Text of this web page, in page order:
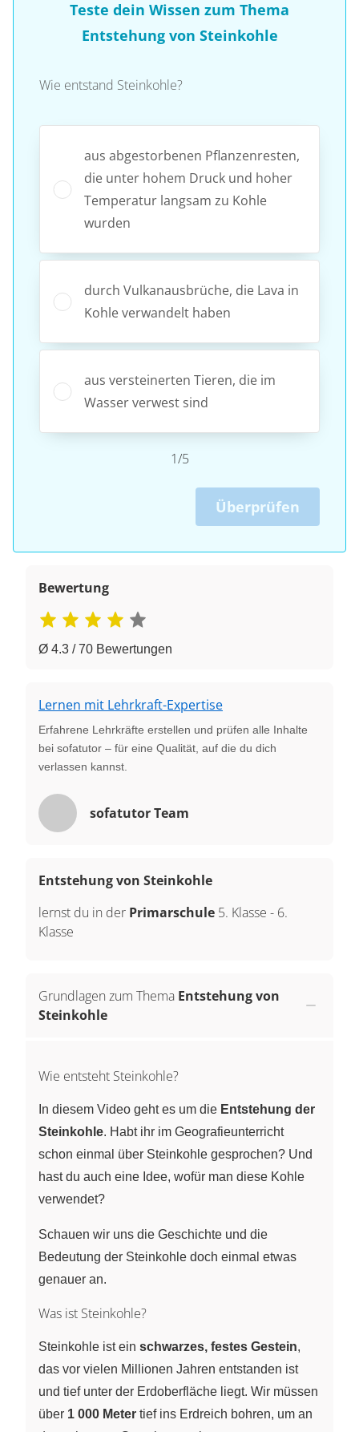
Teste dein Wissen zum Thema
Entstehung von Steinkohle
Wie entstand Steinkohle?
aus abgestorbenen Pflanzenresten,
die unter hohem Druck und hoher
Temperatur langsam zu Kohle
wurden
durch Vulkanausbrüche, die Lava in
Kohle verwandelt haben
aus versteinerten Tieren, die im
Wasser verwest sind
1/5
Überprüfen
Bewertung
Ø 4.3 / 70 Bewertungen
Lernen mit Lehrkraft-Expertise
Erfahrene Lehrkräfte erstellen und prüfen alle Inhalte
bei sofatutor – für eine Qualität, auf die du dich
verlassen kannst.
sofatutor Team
Entstehung von Steinkohle
lernst du in der Primarschule 5. Klasse - 6.
Klasse
Grundlagen zum Thema Entstehung von
Steinkohle
Wie entsteht Steinkohle?
In diesem Video geht es um die Entstehung der
Steinkohle. Habt ihr im Geografieunterricht
schon einmal über Steinkohle gesprochen? Und
hast du auch eine Idee, wofür man diese Kohle
verwendet?
Schauen wir uns die Geschichte und die
Bedeutung der Steinkohle doch einmal etwas
genauer an.
Was ist Steinkohle?
Steinkohle ist ein schwarzes, festes Gestein,
das vor vielen Millionen Jahren entstanden ist
und tief unter der Erdoberfläche liegt. Wir müssen
über 1 000 Meter tief ins Erdreich bohren, um an